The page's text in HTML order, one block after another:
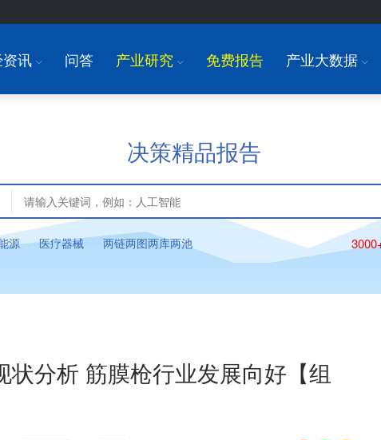
讯 I 问答 产业研究 I 免费报告 产业大数据 I
决策精品报告
源 医疗器械 两链两图两库两池
分析 筋膜枪行业发展向好【组